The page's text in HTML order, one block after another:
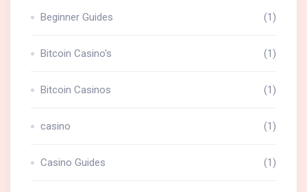
Beginner Guides (1)
Bitcoin Casino's (1)
Bitcoin Casinos (1)
casino (1)
Casino Guides (1)